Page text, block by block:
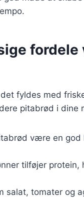
fordele
fyldes med
pitabrød i dine
være en
tilføjer protein,
salat, tomater og